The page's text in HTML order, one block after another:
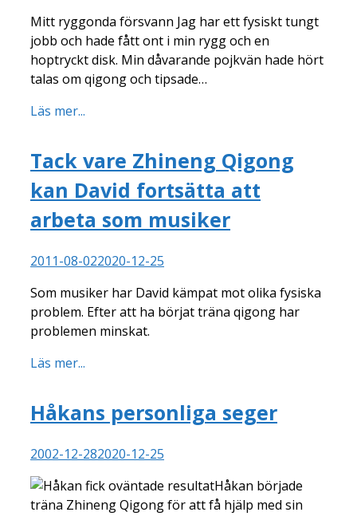
Mitt ryggonda försvann Jag har ett fysiskt tungt
jobb och hade fått ont i min rygg och en
hoptryckt disk. Min dåvarande pojkvän hade hört
talas om qigong och tipsade…
Läs mer...
Tack vare Zhineng Qigong
kan David fortsätta att
arbeta som musiker
2011-08-022020-12-25
Som musiker har David kämpat mot olika fysiska
problem. Efter att ha börjat träna qigong har
problemen minskat.
Läs mer...
Håkans personliga seger
2002-12-282020-12-25
Håkan började
träna Zhineng Qigong för att få hjälp med sin